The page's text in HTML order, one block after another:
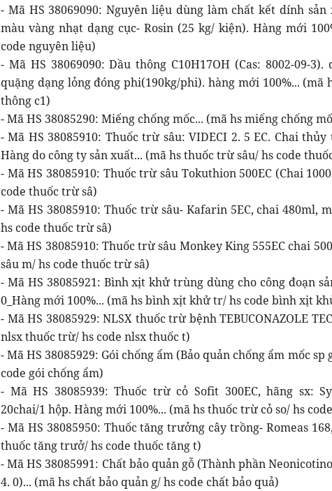
- Mã HS 38069090: Nguyên liệu dùng làm chất kết dính
màu vàng nhạt dạng cục- Rosin (25 kg/ kiện). Hàng mới
code nguyên liệu)
- Mã HS 38069090: Dầu thông C10H17OH (Cas: 8002-09-
quặng dạng lỏng đóng phi(190kg/phi). hàng mới 100%... (mã
thông c1)
- Mã HS 38085290: Miếng chống mốc... (mã hs miếng chống
- Mã HS 38085910: Thuốc trừ sâu: VIDECI 2. 5 EC. Chai
Hàng do công ty sản xuất... (mã hs thuốc trừ sâu/ hs code
- Mã HS 38085910: Thuốc trừ sâu Tokuthion 500EC (Chai
code thuốc trừ sâ)
- Mã HS 38085910: Thuốc trừ sâu- Kafarin 5EC, chai 480ml,
hs code thuốc trừ sâ)
- Mã HS 38085910: Thuốc trừ sâu Monkey King 555EC chai
sâu m/ hs code thuốc trừ sâ)
- Mã HS 38085921: Bình xịt khử trùng dùng cho công đoạn
0_Hàng mới 100%... (mã hs bình xịt khử tr/ hs code bình xịt
- Mã HS 38085929: NLSX thuốc trừ bệnh TEBUCONAZOLE
nlsx thuốc trừ/ hs code nlsx thuốc t)
- Mã HS 38085929: Gói chống ẩm (Bảo quản chống ẩm mốc
code gói chống ẩm)
- Mã HS 38085939: Thuốc trừ cỏ Sofit 300EC, hãng sx:
20chai/1 hộp. Hàng mới 100%... (mã hs thuốc trừ cỏ so/ hs
- Mã HS 38085950: Thuốc tăng trưởng cây trồng- Romeas
thuốc tăng trưở/ hs code thuốc tăng t)
- Mã HS 38085991: Chất bảo quản gỗ (Thành phần
4. 0)... (mã hs chất bảo quản g/ hs code chất bảo quả)